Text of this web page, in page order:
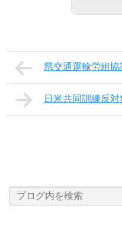
県交通運輸労組
日米共同訓練反対